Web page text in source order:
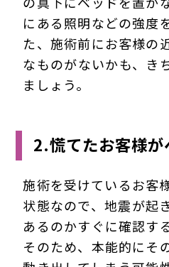
にある照明などの強度
た、施術前にお客様の
なものがないかも、き
ましょう。
2.慌てたお客様
施術を受けているお客
状態なので、地震が起
あるのかすぐに確認す
そのため、本能的にそ